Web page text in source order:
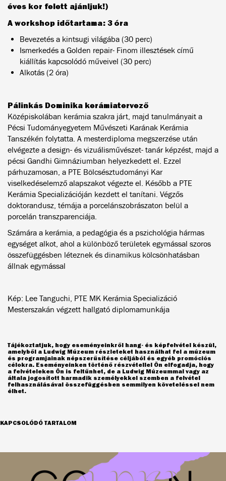
éves kor felett ajánljuk!)
A workshop időtartama: 3 óra
Bevezetés a kintsugi világába (30 perc)
Ismerkedés a Golden repair- Finom illesztések című
kiállítás kapcsolódó műveivel (30 perc)
Alkotás (2 óra)
Pálinkás Dominika kerámiatervező
Középiskolában kerámia szakra járt, majd tanulmányait a
Pécsi Tudományegyetem Művészeti Karának Kerámia
Tanszékén folytatta. A mesterdiploma megszerzése után
elvégezte a design- és vizuálisművészet- tanár képzést, majd a
pécsi Gandhi Gimnáziumban helyezkedett el. Ezzel
párhuzamosan, a PTE Bölcsésztudományi Kar
viselkedéselemző alapszakot végezte el. Később a PTE
Kerámia Specializációján kezdett el tanítani. Végzős
doktorandusz, témája a porcelánszobrászaton belül a
porcelán transzparenciája.
Számára a kerámia, a pedagógia és a pszichológia hármas
egységet alkot, ahol a különböző területek egymással szoros
összefüggésben léteznek és dinamikus kölcsönhatásban
állnak egymással
Kép: Lee Tanguchi, PTE MK Kerámia Specializáció
Mesterszakán végzett hallgató diplomamunkája
Tájékoztatjuk, hogy eseményeinkről hang- és képfelvétel készül,
amelyből a Ludwig Múzeum részleteket használhat fel a múzeum
és programjainak népszerűsítése céljából és egyéb promóciós
célokra. Eseményeinken történő részvétellel Ön elfogadja, hogy
a felvételeken Ön is feltűnhet, de a Ludwig Múzeummal vagy az
általa jogosított harmadik személyekkel szemben a felvétel
felhasználásával összefüggésben semmilyen követeléssel nem
élhet.
KAPCSOLÓDÓ TARTALOM